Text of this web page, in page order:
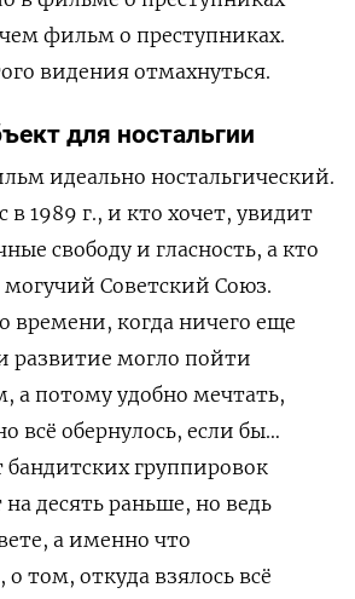
фильм о преступниках.
видения отмахнуться.
для ностальгии
идеально ностальгический.
в 1989 г., и кто хочет, увидит
свободу и гласность, а кто
Советский Союз.
времени, когда ничего еще
развитие могло пойти
а потому удобно мечтать,
всё обернулось, если бы…
бандитских группировок
десять раньше, но ведь
а именно что
том, откуда взялось всё